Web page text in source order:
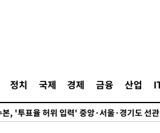
정치 국제 경제 금융 산업
검, '관저이전 봐주기 감사' 유병호 구속기소
볼라환자 4천명 돌파, 4053명 발생 1850명 사
살모네라 식중독 원인은 멕시코산 할라피뇨
, '투표율 허위 입력' 중앙·서울·경기도 선